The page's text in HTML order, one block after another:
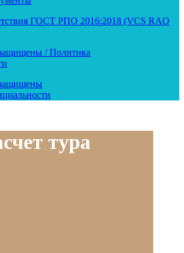
ГОСТ РПО 2016:2018 (VCS RAO
/ Политика
тура